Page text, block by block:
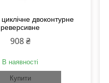
двоконтурне
реверсивне
908 ₴
В наявності
Купити